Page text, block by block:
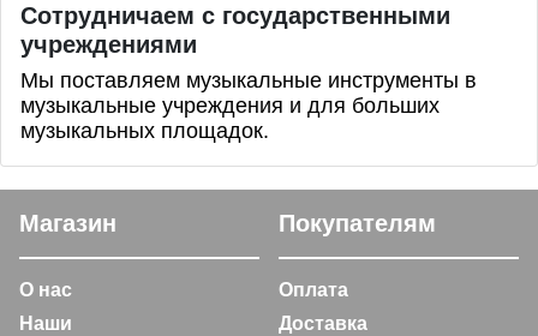
Сотрудничаем с государственными
учреждениями
Мы поставляем музыкальные инструменты в
музыкальные учреждения и для больших
музыкальных площадок.
Магазин
О нас
Наши
Покупателям
Оплата
Доставка